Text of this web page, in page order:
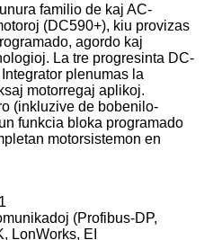
familio de kaj AC-
(DC590+), kiu provizas
agordo kaj
La tre progresinta DC-
plenumas la
motorregaj aplikoj.
(inkluzive de bobenilo-
funkcia bloka programado
motorsistemon en
(Profibus-DP,
LonWorks, EI